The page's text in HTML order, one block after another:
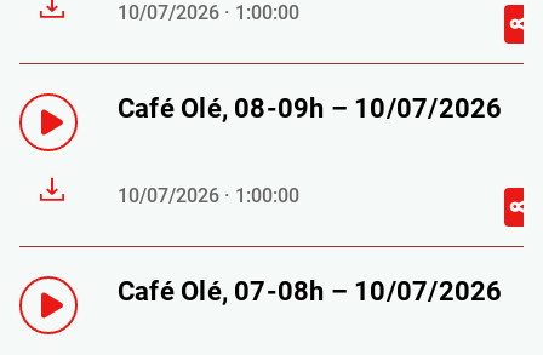
10/07/2026 · 1:00:00
Café Olé, 08-09h – 10/07/2026
10/07/2026 · 1:00:00
Café Olé, 07-08h – 10/07/2026